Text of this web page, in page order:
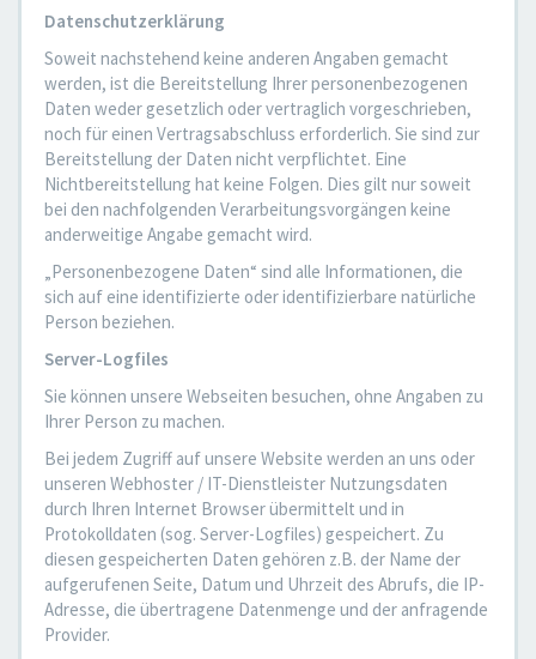
Datenschutzerklärung
Soweit nachstehend keine anderen Angaben gemacht
werden, ist die Bereitstellung Ihrer personenbezogenen
Daten weder gesetzlich oder vertraglich vorgeschrieben,
noch für einen Vertragsabschluss erforderlich. Sie sind zur
Bereitstellung der Daten nicht verpflichtet. Eine
Nichtbereitstellung hat keine Folgen. Dies gilt nur soweit
bei den nachfolgenden Verarbeitungsvorgängen keine
anderweitige Angabe gemacht wird.
„Personenbezogene Daten“ sind alle Informationen, die
sich auf eine identifizierte oder identifizierbare natürliche
Person beziehen.
Server-Logfiles
Sie können unsere Webseiten besuchen, ohne Angaben zu
Ihrer Person zu machen.
Bei jedem Zugriff auf unsere Website werden an uns oder
unseren Webhoster / IT-Dienstleister Nutzungsdaten
durch Ihren Internet Browser übermittelt und in
Protokolldaten (sog. Server-Logfiles) gespeichert. Zu
diesen gespeicherten Daten gehören z.B. der Name der
aufgerufenen Seite, Datum und Uhrzeit des Abrufs, die IP-
Adresse, die übertragene Datenmenge und der anfragende
Provider.